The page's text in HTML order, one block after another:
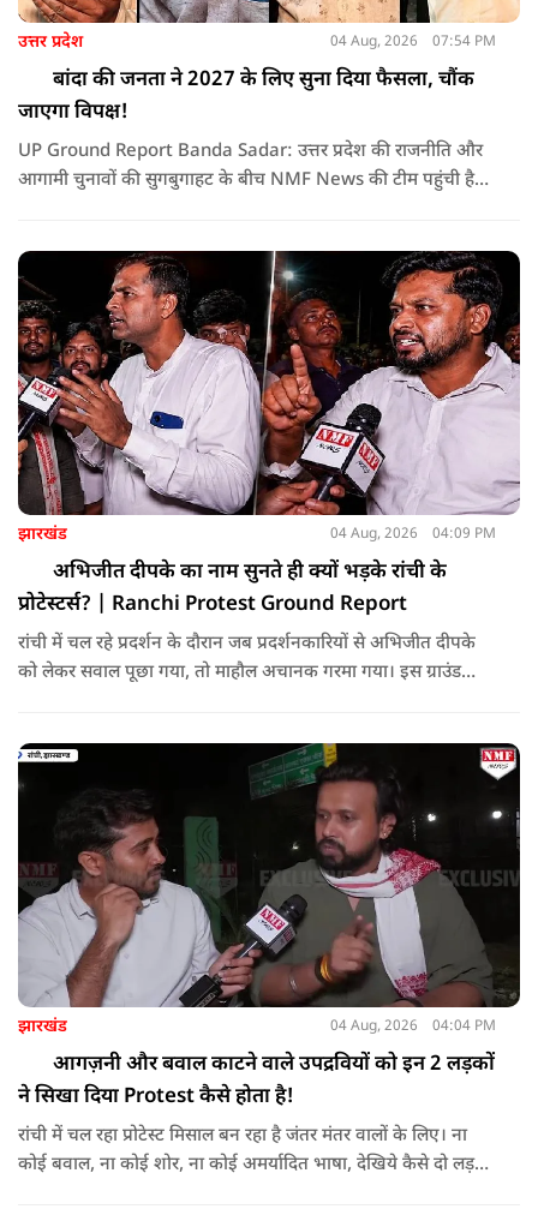
उत्तर प्रदेश 04 Aug, 2026 07:54 PM
बांदा की जनता ने 2027 के लिए सुना दिया फैसला, चौंक
जाएगा विपक्ष!
UP Ground Report Banda Sadar: उत्तर प्रदेश की राजनीति और
आगामी चुनावों की सुगबुगाहट के बीच NMF News की टीम पहुंची है
विश्वसनीय रिपोर्ट।
झारखंड 04 Aug, 2026 04:09 PM
अभिजीत दीपके का नाम सुनते ही क्यों भड़के रांची के
प्रोटेस्टर्स? | Ranchi Protest Ground Report
रांची में चल रहे प्रदर्शन के दौरान जब प्रदर्शनकारियों से अभिजीत दीपके
को लेकर सवाल पूछा गया, तो माहौल अचानक गरमा गया। इस ग्राउंड
झारखंड 04 Aug, 2026 04:04 PM
आगज़नी और बवाल काटने वाले उपद्रवियों को इन 2 लड़कों
ने सिखा दिया Protest कैसे होता है!
रांची में चल रहा प्रोटेस्ट मिसाल बन रहा है जंतर मंतर वालों के लिए। ना
कोई बवाल, ना कोई शोर, ना कोई अमर्यादित भाषा, देखिये कैसे दो लड़कों